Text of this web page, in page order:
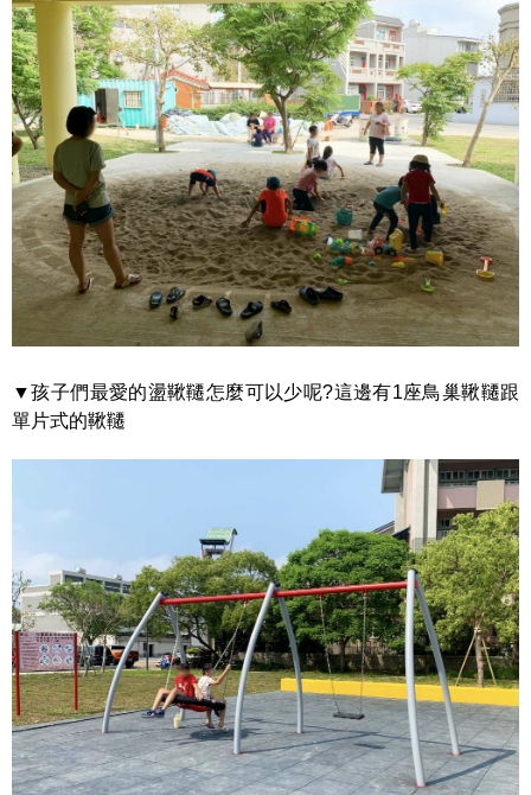
▼孩子們最愛的盪鞦韆怎麼可以少呢?這邊有1座鳥巢鞦韆跟
單片式的鞦韆